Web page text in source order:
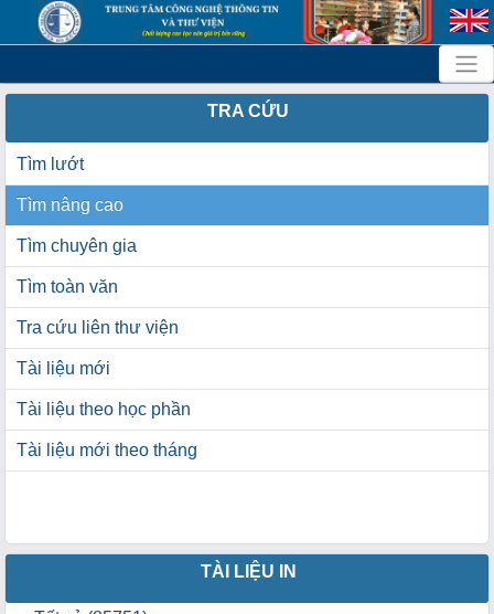
TRA CỨU
Tìm lướt
Tìm nâng cao
Tìm chuyên gia
Tìm toàn văn
Tra cứu liên thư viện
Tài liệu mới
Tài liệu theo học phần
Tài liệu mới theo tháng
TÀI LIỆU IN